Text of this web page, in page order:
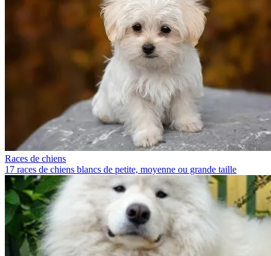
Races de chiens
17 races de chiens blancs de petite, moyenne ou grande taille